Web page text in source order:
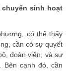
chuyển sinh hoạt
có thể thấy
cần có sự quyết
đoàn viên, và sự
Bên cạnh đó, cần